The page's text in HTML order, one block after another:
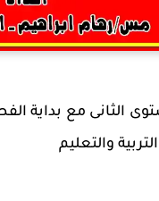
الثانى مع بداية
والتعليم